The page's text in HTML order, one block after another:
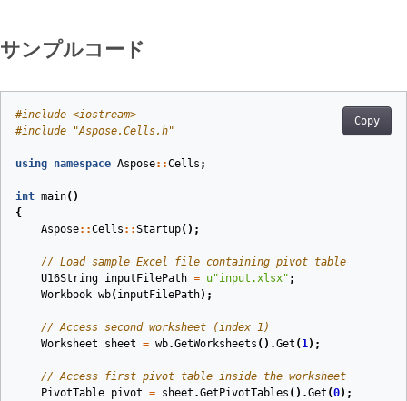
サンプルコード
Copy
#include <iostream>
#include "Aspose.Cells.h"
using namespace Aspose::Cells ;
int main()
{
Aspose::Cells ::Startup();
// Load sample Excel file containing pivot table
U16String inputFilePath = u"input.xlsx" ;
Workbook wb( inputFilePath) ;
// Access second worksheet (index 1)
Worksheet
sheet = wb.GetWorksheets ().Get ( 1);
// Access first pivot table inside the worksheet
PivotTable pivot = sheet .GetPivotTables ().Get (0);